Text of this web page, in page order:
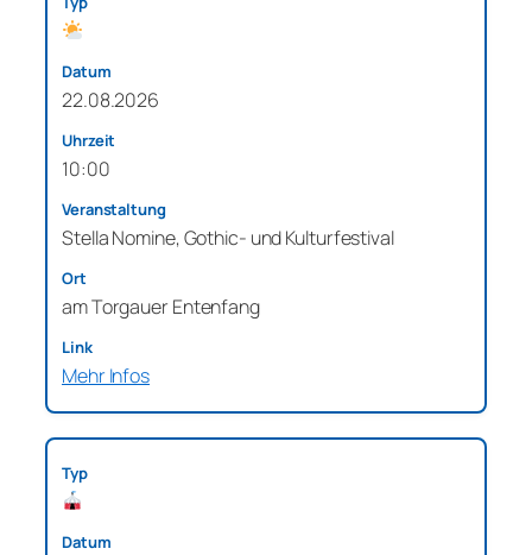
22.08.2026
10:00
Stella Nomine, Gothic- und Kulturfestival
am Torgauer Entenfang
Mehr Infos